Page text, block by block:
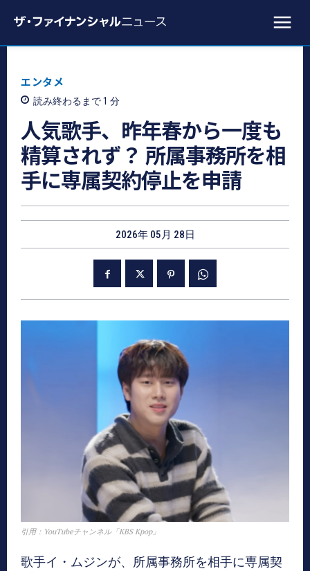
エンタメ
読み終わるまで 1 分
人気歌手、昨年春から一度も
精算されず？ 所属事務所を相
手に専属契約停止を申請
2026年 05月 28日
引用：YouTubeチャンネル「KBS Kpop」
歌手イ・ムジンが、所属事務所を相手に専属契